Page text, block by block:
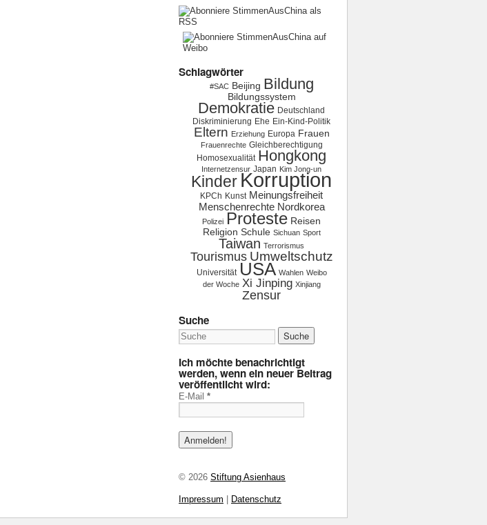
Schlagwörter
#SAC Beijing Bildung
Bildungssystem
Demokratie Deutschland
Diskriminierung Ehe Ein-Kind-Politik
Eltern Erziehung Europa Frauen
Frauenrechte Gleichberechtigung
Homosexualität Hongkong
Internetzensur Japan Kim Jong-un
KinderKorruption
KPCh Kunst Meinungsfreiheit
Menschenrechte Nordkorea
Polizei Proteste Reisen
Religion Schule Sichuan Sport
Taiwan Terrorismus
Tourismus Umweltschutz
Universität USA Wahlen Weibo
der Woche Xi Jinping Xinjiang
Zensur
Suche
Ich möchte benachrichtigt
werden, wenn ein neuer Beitrag
veröffentlicht wird:
E-Mail *
© 2026 Stiftung Asienhaus
Impressum Datenschutz